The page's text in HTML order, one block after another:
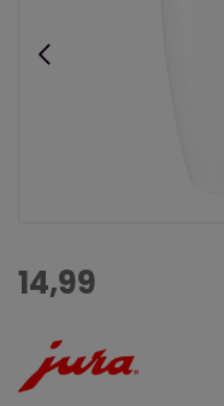
14,99